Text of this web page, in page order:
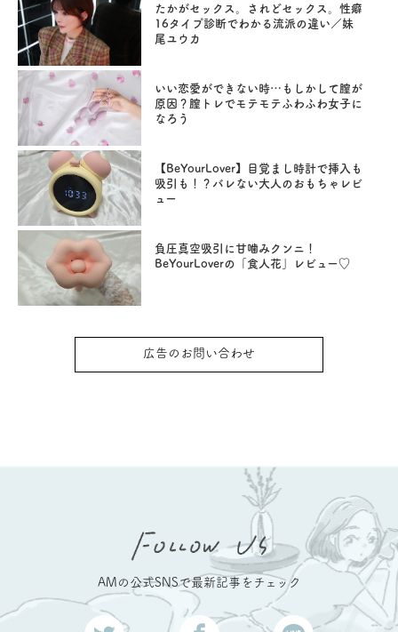
たかがセックス。されどセックス。性癖
16タイプ診断でわかる流派の違い／妹
尾ユウカ
いい恋愛ができない時…もしかして膣が
原因？膣トレでモテモテふわふわ女子に
なろう
【BeYourLover】目覚まし時計で挿入も
吸引も！？バレない大人のおもちゃレビ
ュー
負圧真空吸引に甘噛みクンニ！
BeYourLoverの「食人花」レビュー♡
広告のお問い合わせ
AMの公式SNSで最新記事をチェック